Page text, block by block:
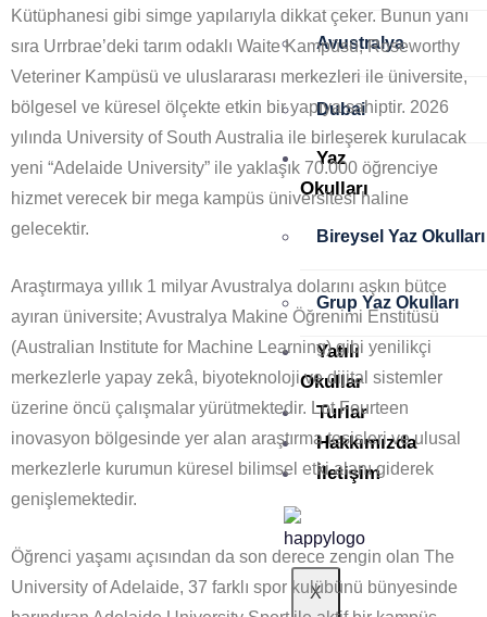
Avustralya
Dubai
Yaz
Okulları
Bireysel Yaz Okulları
Grup Yaz Okulları
Yatılı
Okullar
Turlar
Hakkımızda
İletişim
X
Kütüphanesi gibi simge yapılarıyla dikkat çeker. Bunun yanı
sıra Urrbrae’deki tarım odaklı Waite Kampüsü, Roseworthy
Veteriner Kampüsü ve uluslararası merkezleri ile üniversite,
bölgesel ve küresel ölçekte etkin bir yapıya sahiptir. 2026
yılında University of South Australia ile birleşerek kurulacak
yeni “Adelaide University” ile yaklaşık 70.000 öğrenciye
hizmet verecek bir mega kampüs üniversitesi haline
gelecektir.
Araştırmaya yıllık 1 milyar Avustralya dolarını aşkın bütçe
ayıran üniversite; Avustralya Makine Öğrenimi Enstitüsü
(Australian Institute for Machine Learning) gibi yenilikçi
merkezlerle yapay zekâ, biyoteknoloji ve dijital sistemler
üzerine öncü çalışmalar yürütmektedir. Lot Fourteen
inovasyon bölgesinde yer alan araştırma tesisleri ve ulusal
merkezlerle kurumun küresel bilimsel etki alanı giderek
genişlemektedir.
Öğrenci yaşamı açısından da son derece zengin olan The
University of Adelaide, 37 farklı spor kulübünü bünyesinde